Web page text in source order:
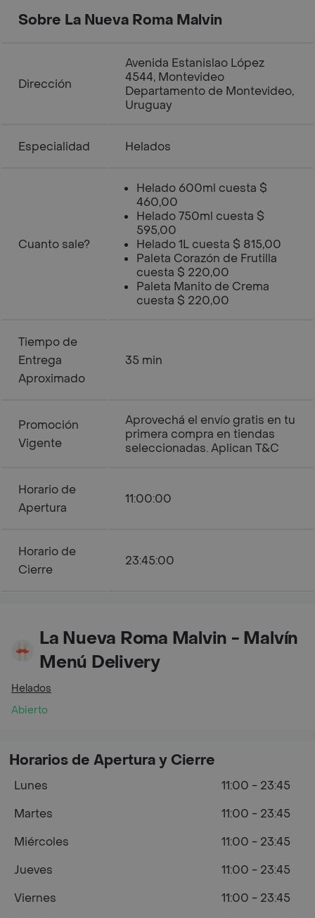
Sobre La Nueva Roma Malvin
Dirección
Avenida Estanislao López
4544, Montevideo
Departamento de Montevideo,
Uruguay
Especialidad Helados
Cuanto sale?
Helado 600ml cuesta $
460,00
Helado 750ml cuesta $
595,00
Helado 1L cuesta $ 815,00
Paleta Corazón de Frutilla
cuesta $ 220,00
Paleta Manito de Crema
cuesta $ 220,00
Tiempo de
Entrega
Aproximado
35 min
Promoción
Vigente
Aprovechá el envío gratis en tu
primera compra en tiendas
seleccionadas. Aplican T&C
Horario de
Apertura
11:00:00
Horario de
Cierre
23:45:00
La Nueva Roma Malvin - Malvín
Menú Delivery
Helados
Abierto
Horarios de Apertura y Cierre
Lunes
11:00 - 23:45
Martes
11:00 - 23:45
Miércoles
11:00 - 23:45
Jueves
11:00 - 23:45
Viernes
11:00 - 23:45